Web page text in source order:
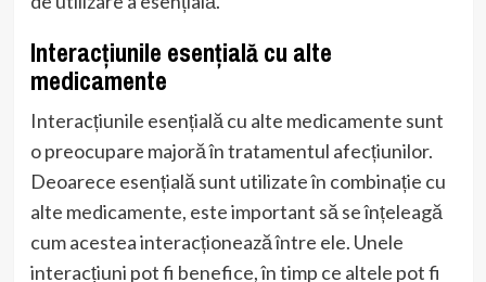
Interacțiunile esențială cu alte
medicamente
Interacțiunile esențială cu alte medicamente sunt
o preocupare majoră în tratamentul afecțiunilor.
Deoarece esențială sunt utilizate în combinație cu
alte medicamente, este important să se înțeleagă
cum acestea interacționează între ele. Unele
interacțiuni pot fi benefice, în timp ce altele pot fi